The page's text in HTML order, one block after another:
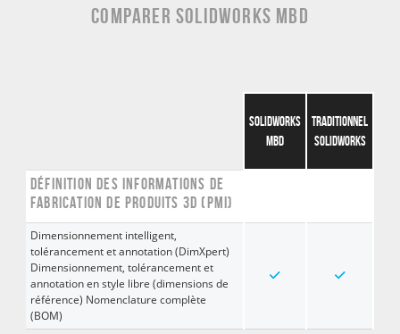
COMPARER SOLIDWORKS MBD
SOLIDWORKS
MBD
TRADITIONNEL
SOLIDWORKS
DÉFINITION DES INFORMATIONS DE
FABRICATION DE PRODUITS 3D (PMI)
Dimensionnement intelligent,
tolérancement et annotation (DimXpert)
Dimensionnement, tolérancement et
annotation en style libre (dimensions de
référence) Nomenclature complète
(BOM)